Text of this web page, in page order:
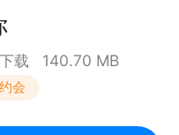
窝
伴你们
载 140.70 MB
约会